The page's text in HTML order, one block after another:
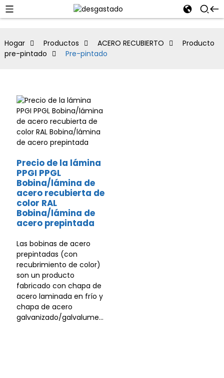
Hogar Productos ACERO RECUBIERTO
Producto
pre-pintado
Pre-pintado
Precio de la lámina
PPGI PPGL
Bobina/lámina de
acero recubierta de
color RAL
Bobina/lámina de
acero prepintada
Las bobinas de acero
prepintadas (con
recubrimiento de color)
son un producto
fabricado con chapa de
acero laminada en frío y
chapa de acero
galvanizado/galvalume...